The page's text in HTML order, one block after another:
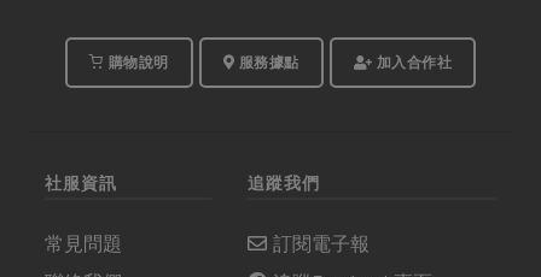
購物說明 服務據點 加入合作社
社服資訊
常見問題
追蹤我們
訂閱電子報